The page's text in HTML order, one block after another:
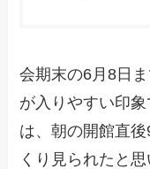
会期末の6月8日
が入りやすい印
は、朝の開館直
くり見られたと思